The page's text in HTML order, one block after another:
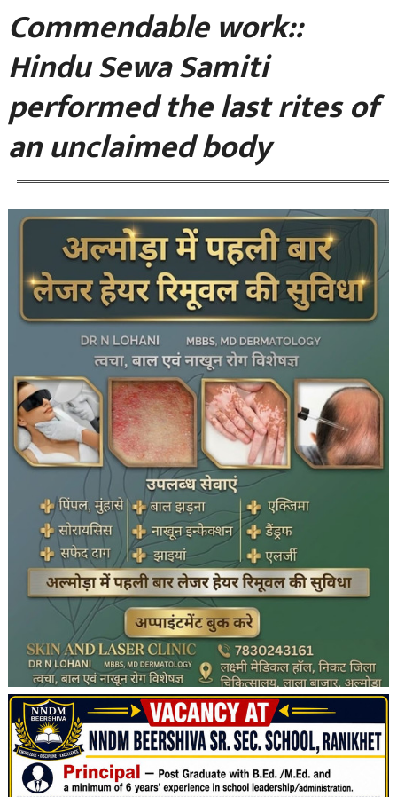
Commendable work::
Hindu Sewa Samiti
performed the last rites of
an unclaimed body